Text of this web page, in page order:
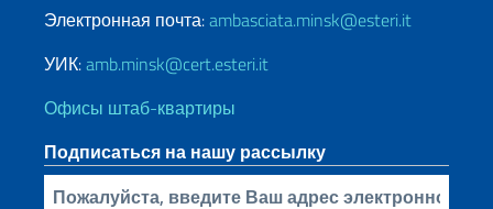
Электронная почта:ambasciata.minsk@esteri.it
УИК:amb.minsk@cert.esteri.it
Офисы штаб-квартиры
Подписаться на нашу рассылку
Bставьте свой адрес электронной почты